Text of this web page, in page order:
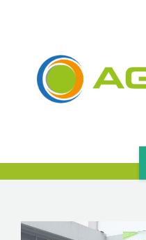
ΛΎΣΕΙΣ
ΑΡΧΙΚΉ